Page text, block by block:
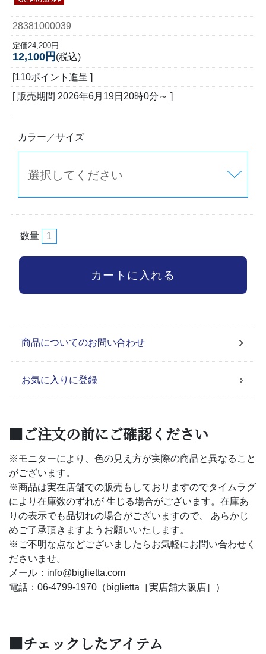
28381000039
定価24,200円
12,100円 (税込)
[110ポイント進呈 ]
[ 販売期間 2026年6月19日20時0分 ～ ]
カラー／サイズ
数量
商品についてのお問い合わせ
お気に入りに登録
■ご注文の前にご確認ください
※モニターにより、色の見え方が実際の商品と異なること
がございます。
※商品は実在店舗での販売もしておりますのでタイムラグ
により在庫数のずれが 生じる場合がございます。在庫あ
りの表示でも品切れの場合がございますので、 あらかじ
めご了承頂きますようお願いいたします。
※ご不明な点などございましたらお気軽にお問い合わせく
ださいませ。
メール：info@biglietta.com
電話：06-4799-1970（biglietta［実店舗大阪店］）
■チェックしたアイテム